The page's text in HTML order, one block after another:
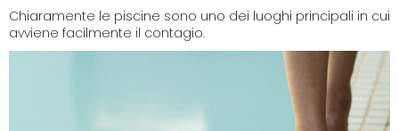
Chiaramente le piscine sono uno dei luoghi principali in cui
avviene facilmente il contagio.